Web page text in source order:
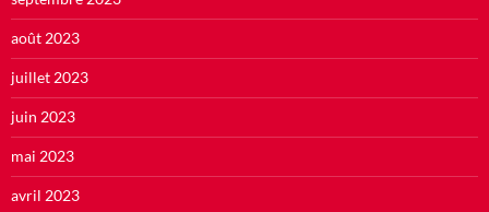
août 2023
juillet 2023
juin 2023
mai 2023
avril 2023